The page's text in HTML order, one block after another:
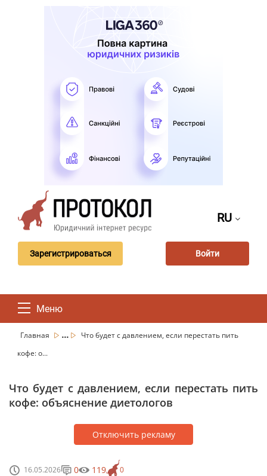
RU
Зарегистрироваться Войти
Меню
Главная ...
Что будет с давлением, если перестать пить
кофе: о...
Что будет с давлением, если перестать пить
кофе: объяснение диетологов
Отключить рекламу
16.05.2026 0
0 119